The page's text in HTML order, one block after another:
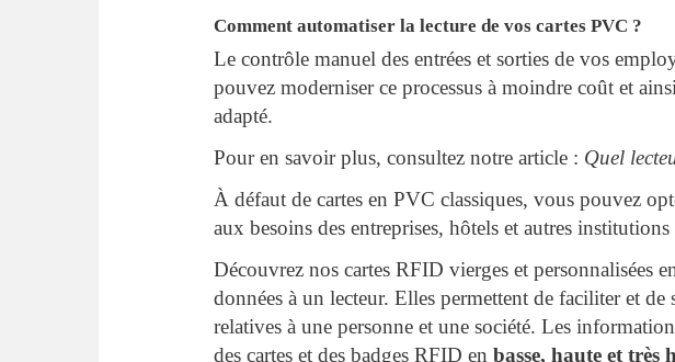
Comment automatiser la lecture de vos cartes PVC ?
Le contrôle manuel des entrées et sorties de vos
pouvez moderniser ce processus à moindre coût et
adapté.
Pour en savoir plus, consultez notre article : Quel
À défaut de cartes en PVC classiques, vous pouvez
aux besoins des entreprises, hôtels et autres
Découvrez nos cartes RFID vierges et personnalisées
données à un lecteur. Elles permettent de faciliter et
relatives à une personne et une société. Les
des cartes et des badges RFID en basse, haute et très